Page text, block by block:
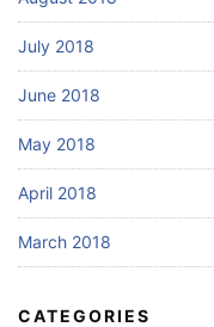
July 2018
June 2018
May 2018
April 2018
March 2018
CATEGORIES